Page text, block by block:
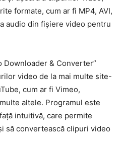
formate, cum ar fi MP4, AVI,
audio din fișiere video pentru
Downloader & Converter”
video de la mai multe site-
cum ar fi Vimeo,
altele. Programul este
intuitivă, care permite
să convertească clipuri video